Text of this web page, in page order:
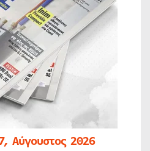
Αύγουστος 2026